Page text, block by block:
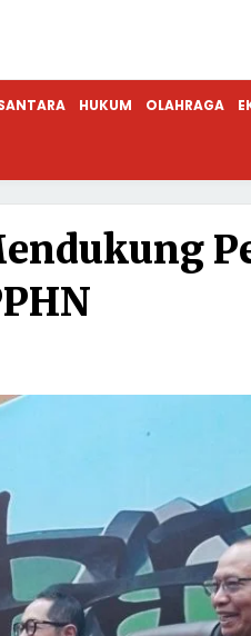
HUKUM OLAHRAGA